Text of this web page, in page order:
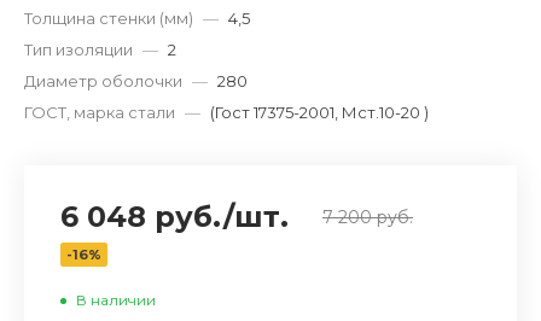
Толщина стенки (мм) — 4,5
Тип изоляции — 2
Диаметр оболочки — 280
ГОСТ, марка стали — (Гост 17375-2001, Мст.10-20 )
6 048 руб./шт. 7 200 руб.
-16%
В наличии